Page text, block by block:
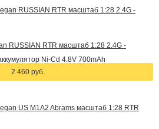
RUSSIAN RTR масштаб 1:28 2.4G -
Ni-Cd 4.8V 700mAh
2 460 руб.